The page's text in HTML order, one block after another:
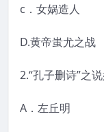
c．女娲造人
D.黄帝蚩尤之战
2.“孔子删诗”之说
A．左丘明